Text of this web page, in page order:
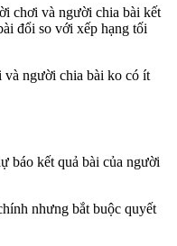
chơi và người chia bài kết
đổi so với xếp hạng tối
người chia bài ko có ít
báo kết quả bài của người
nhưng bắt buộc quyết